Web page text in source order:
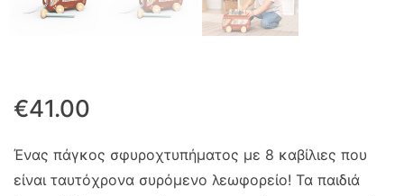
€41.00
Ένας πάγκος σφυροχτυπήματος με 8 καβίλιες που
είναι ταυτόχρονα συρόμενο λεωφορείο! Τα παιδιά